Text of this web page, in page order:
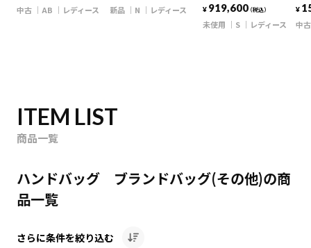
中古 AB レディース 新品 N レディース ¥ 919,600（税込）
未使用 S レディース
¥
中古
ITEM LIST
商品一覧
ハンドバッグ ブランドバッグ(その他)の商
品一覧
さらに条件を絞り込む